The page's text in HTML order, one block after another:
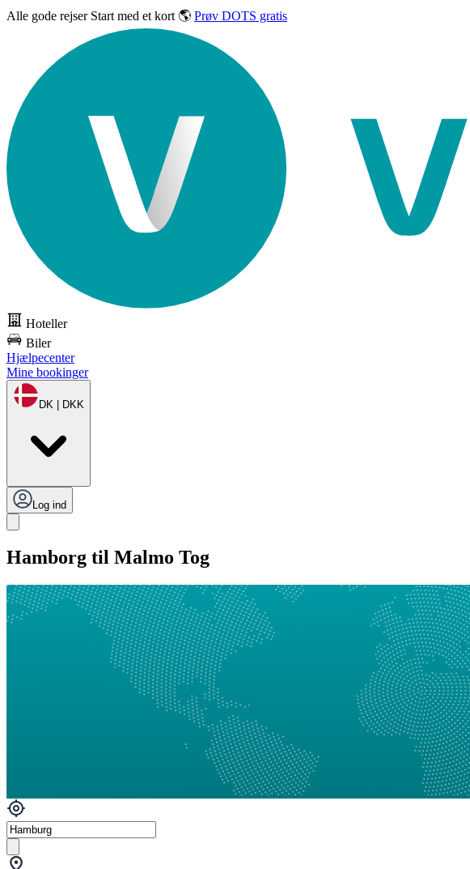
Alle gode rejser Start med et kort 🌎 Prøv DOTS gratis
Hoteller
Biler
Hjælpecenter
Mine bookinger
DK | DKK
Log ind
Hamborg til Malmo Tog